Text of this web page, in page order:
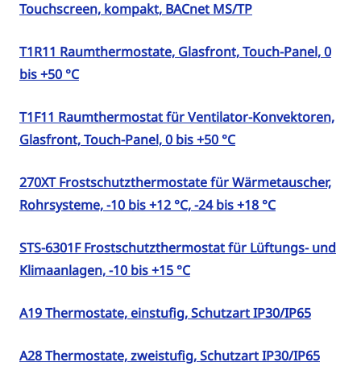
Touchscreen, kompakt, BACnet MS/TP
T1R11 Raumthermostate, Glasfront, Touch-Panel, 0
bis +50 °C
T1F11 Raumthermostat für Ventilator-Konvektoren,
Glasfront, Touch-Panel, 0 bis +50 °C
270XT Frostschutzthermostate für Wärmetauscher,
Rohrsysteme, -10 bis +12 °C, -24 bis +18 °C
STS-6301F Frostschutzthermostat für Lüftungs- und
Klimaanlagen, -10 bis +15 °C
A19 Thermostate, einstufig, Schutzart IP30/IP65
A28 Thermostate, zweistufig, Schutzart IP30/IP65